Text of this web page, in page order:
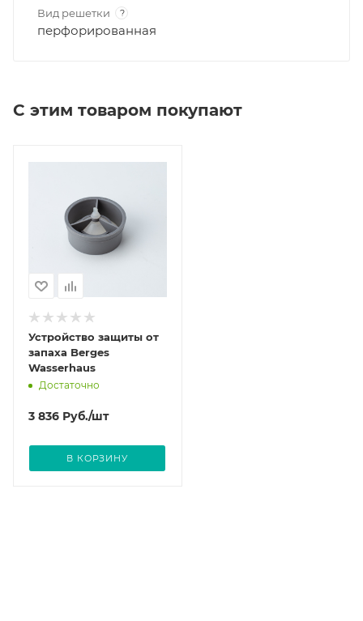
Вид решетки ?
перфорированная
С этим товаром покупают
Устройство защиты от
запаха Berges
Wasserhaus
Достаточно
3 836 Руб./шт
В КОРЗИНУ